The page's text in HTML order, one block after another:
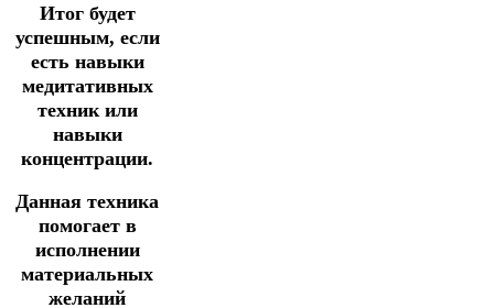
Итог будет
успешным, если
есть навыки
медитативных
техник или
навыки
концентрации.
Данная техника
помогает в
исполнении
материальных
желаний